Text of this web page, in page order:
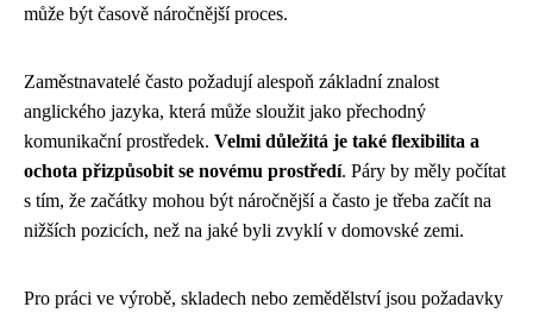
může být časově náročnější proces.
Zaměstnavatelé často požadují alespoň základní znalost
anglického jazyka, která může sloužit jako přechodný
komunikační prostředek. Velmi důležitá je také flexibilita a
ochota přizpůsobit se novému prostředí. Páry by měly počítat
s tím, že začátky mohou být náročnější a často je třeba začít na
nižších pozicích, než na jaké byli zvyklí v domovské zemi.
Pro práci ve výrobě, skladech nebo zemědělství jsou požadavky